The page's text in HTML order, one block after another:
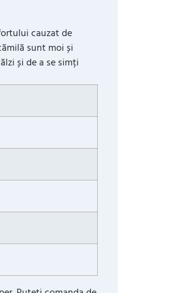
cauzat de
sunt moi și
și de a se simți